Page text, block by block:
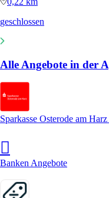
geschlossen
Alle Angebote in der
Sparkasse Osterode am
Banken Angebote